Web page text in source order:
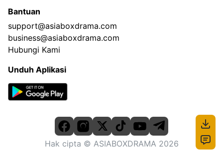
Bantuan
support@asiaboxdrama.com
business@asiaboxdrama.com
Hubungi Kami
Unduh Aplikasi
Hak cipta © ASIABOXDRAMA 2026